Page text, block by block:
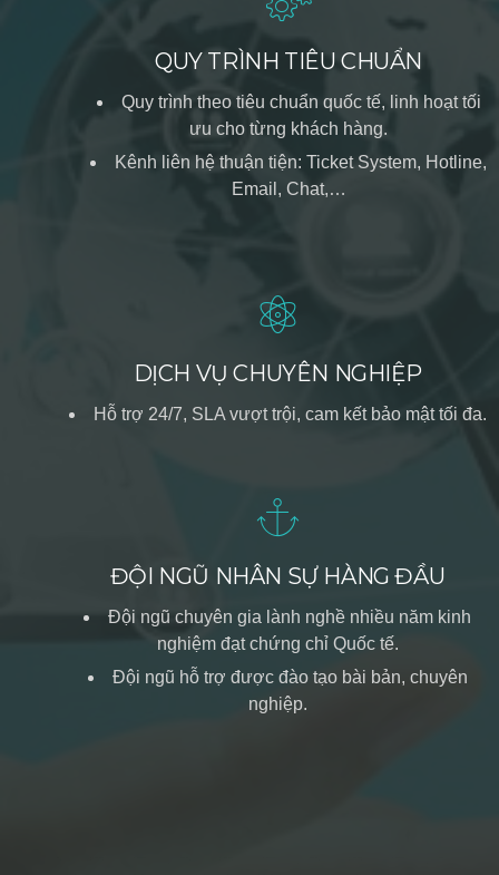
QUY TRÌNH TIÊU CHUẨN
Quy trình theo tiêu chuẩn quốc tế, linh hoạt tối
ưu cho từng khách hàng.
Kênh liên hệ thuận tiện: Ticket System, Hotline,
Email, Chat,…
DỊCH VỤ CHUYÊN NGHIỆP
Hỗ trợ 24/7, SLA vượt trội, cam kết bảo mật tối đa.
ĐỘI NGŨ NHÂN SỰ HÀNG ĐẦU
Đội ngũ chuyên gia lành nghề nhiều năm kinh
nghiệm đạt chứng chỉ Quốc tế.
Đội ngũ hỗ trợ được đào tạo bài bản, chuyên
nghiệp.